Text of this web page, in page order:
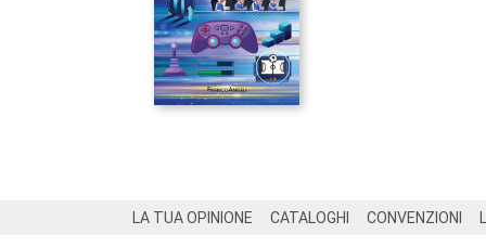
LA TUA OPINIONE CATALOGHI CONVENZIONI